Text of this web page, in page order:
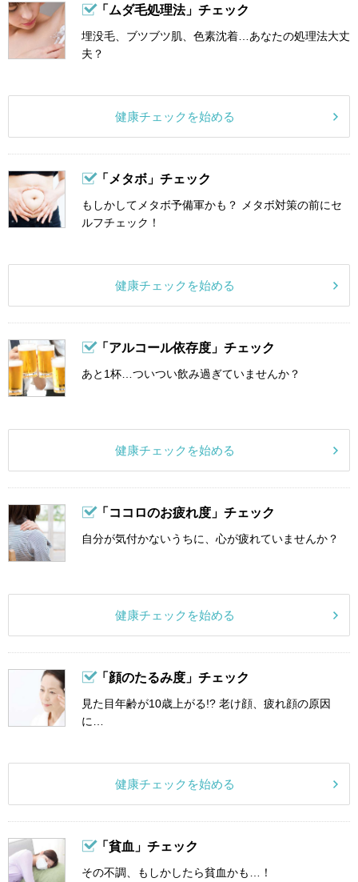
「ムダ毛処理法」チェック
埋没毛、ブツブツ肌、色素沈着…あなたの処理法大丈
夫？
健康チェックを始める
「メタボ」チェック
もしかしてメタボ予備軍かも？ メタボ対策の前にセ
ルフチェック！
健康チェックを始める
「アルコール依存度」チェック
あと1杯…ついつい飲み過ぎていませんか？
健康チェックを始める
「ココロのお疲れ度」チェック
自分が気付かないうちに、心が疲れていませんか？
健康チェックを始める
「顔のたるみ度」チェック
見た目年齢が10歳上がる!? 老け顔、疲れ顔の原因
に…
健康チェックを始める
「貧血」チェック
その不調、もしかしたら貧血かも…！